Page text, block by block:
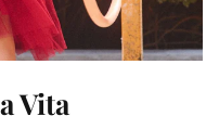
Vita